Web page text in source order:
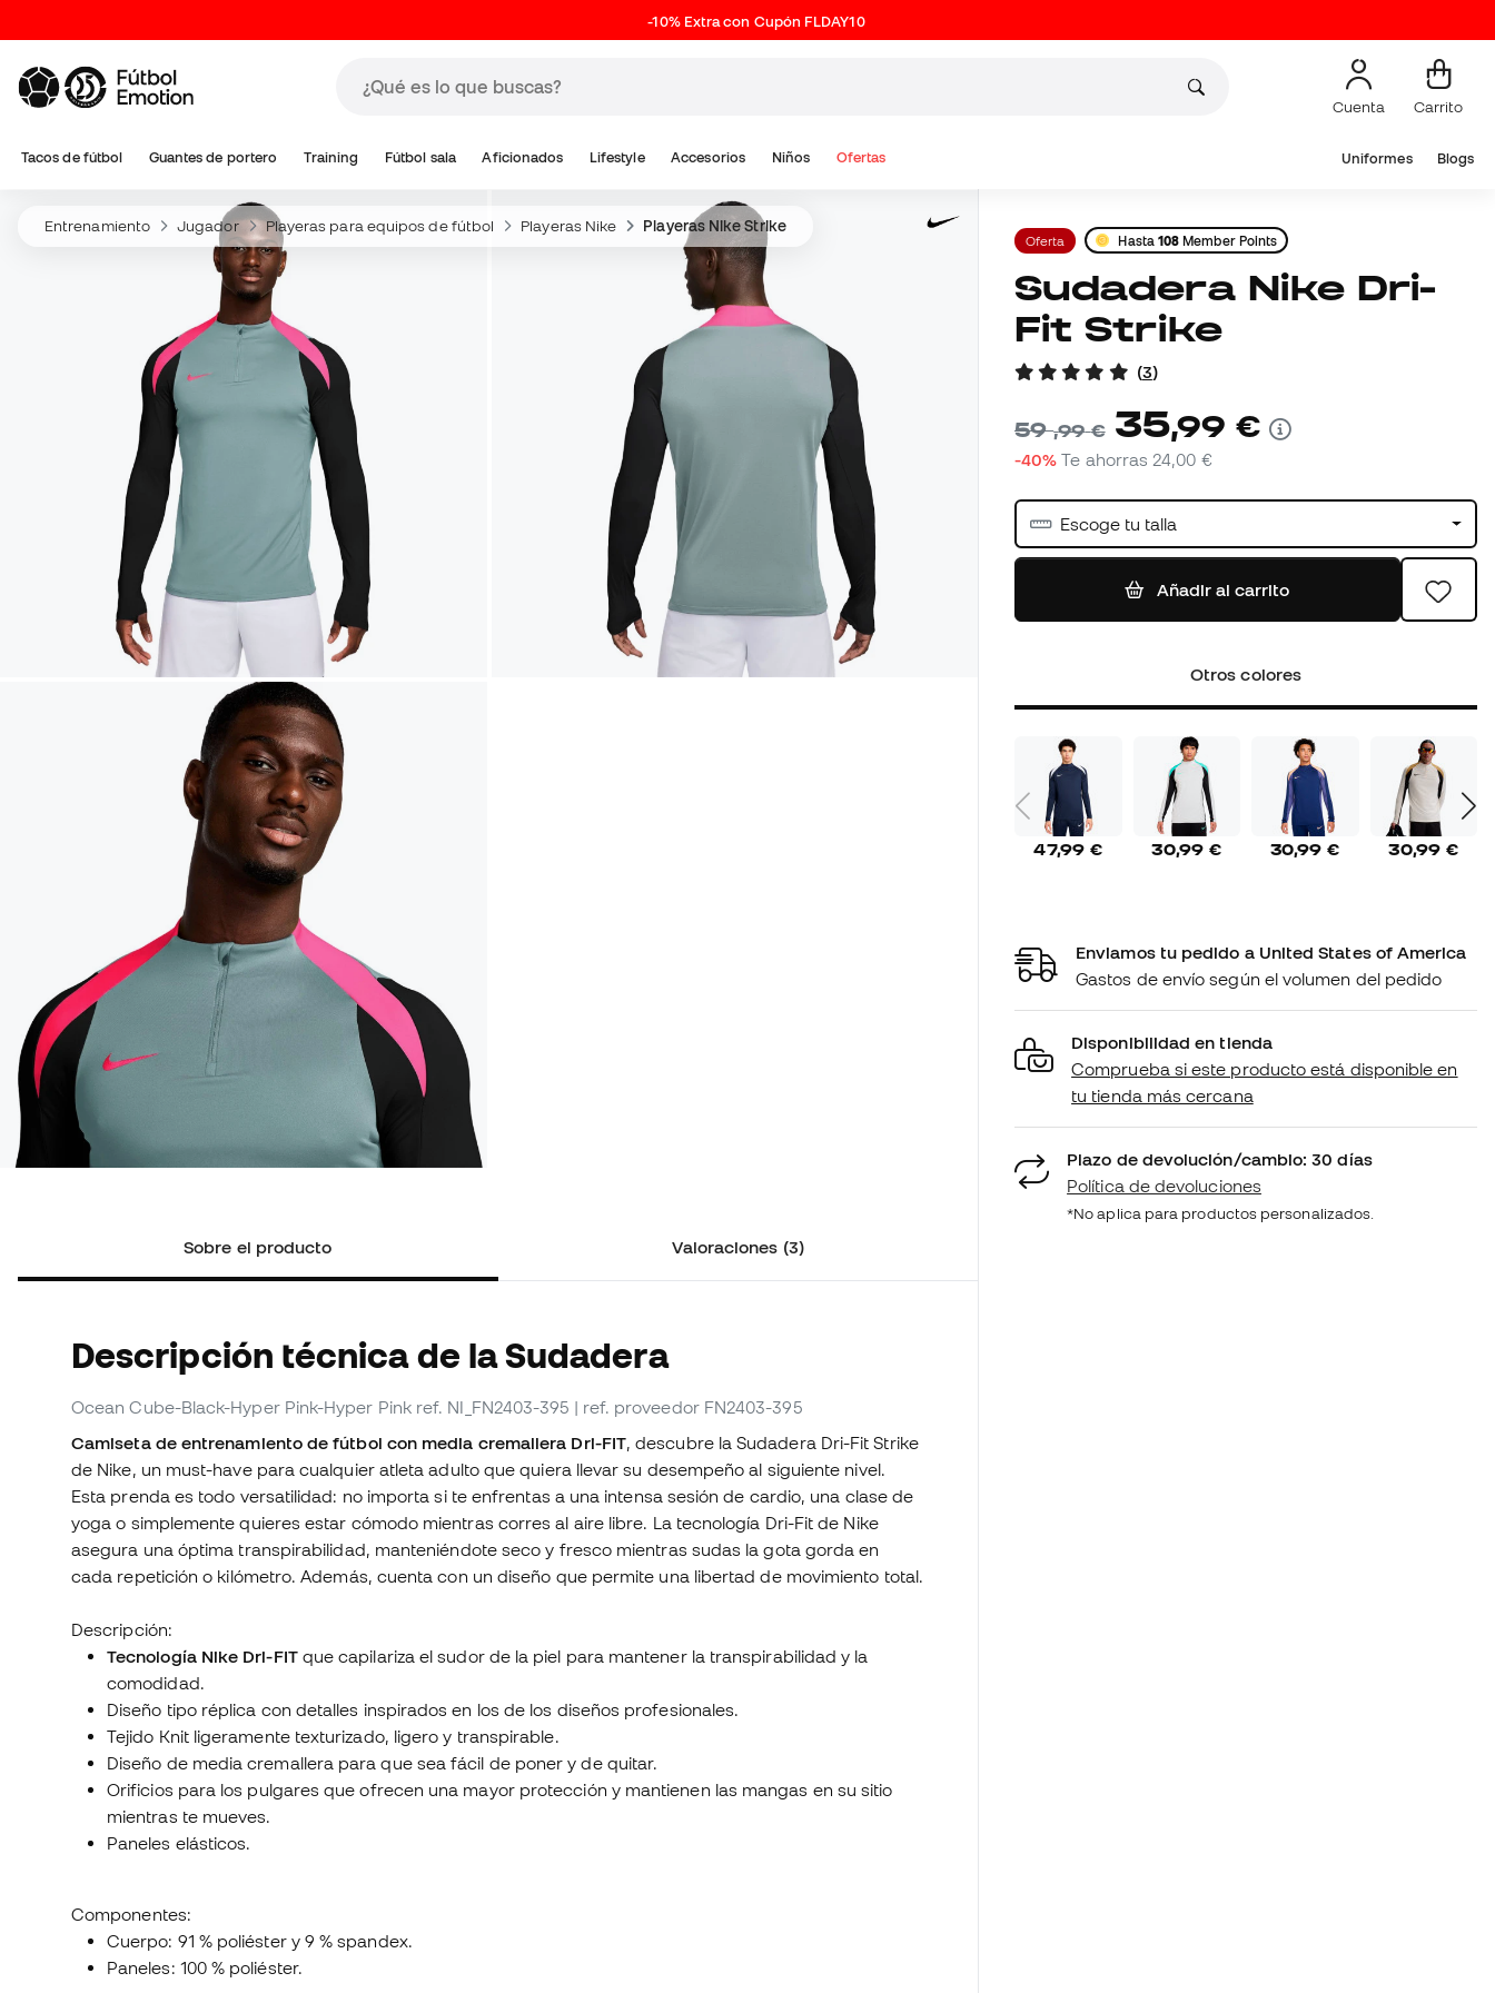
-10% Extra con Cupón FLDAY10
Cuenta Carrito
Tacos de fútbol Guantes de portero Training Fútbol sala Aficionados Lifestyle Accesorios Niños Ofertas Uniformes Blogs
Entrenamiento Jugador Playeras para equipos de fútbol Playeras Nike Playeras Nike Strike
Sobre el producto Valoraciones (3)
Descripción técnica de la Sudadera
Ocean Cube-Black-Hyper Pink-Hyper Pink ref. NI_FN2403-395 | ref. proveedor FN2403-395
Camiseta de entrenamiento de fútbol con media cremallera Dri-FIT, descubre la Sudadera Dri-Fit Strike
de Nike, un must-have para cualquier atleta adulto que quiera llevar su desempeño al siguiente nivel.
Esta prenda es todo versatilidad: no importa si te enfrentas a una intensa sesión de cardio, una clase de
yoga o simplemente quieres estar cómodo mientras corres al aire libre. La tecnología Dri-Fit de Nike
asegura una óptima transpirabilidad, manteniéndote seco y fresco mientras sudas la gota gorda en
cada repetición o kilómetro. Además, cuenta con un diseño que permite una libertad de movimiento total.
Descripción:
Tecnología Nike Dri-FIT que capilariza el sudor de la piel para mantener la transpirabilidad y la
comodidad.
Diseño tipo réplica con detalles inspirados en los de los diseños profesionales.
Tejido Knit ligeramente texturizado, ligero y transpirable.
Diseño de media cremallera para que sea fácil de poner y de quitar.
Orificios para los pulgares que ofrecen una mayor protección y mantienen las mangas en su sitio
mientras te mueves.
Paneles elásticos.
Componentes:
Cuerpo: 91 % poliéster y 9 % spandex.
Paneles: 100 % poliéster.
Oferta Hasta 108 Member Points
Sudadera Nike Dri-
Fit Strike
(3)
59,99 € 35,99 €
-40% Te ahorras 24,00 €
Escoge tu talla
Añadir al carrito
Otros colores
47,99 € 30,99 € 30,99 € 30,99 €
Enviamos tu pedido a United States of America
Gastos de envío según el volumen del pedido
Disponibilidad en tienda
Comprueba si este producto está disponible en
tu tienda más cercana
Plazo de devolución/cambio: 30 días
Política de devoluciones
*No aplica para productos personalizados.